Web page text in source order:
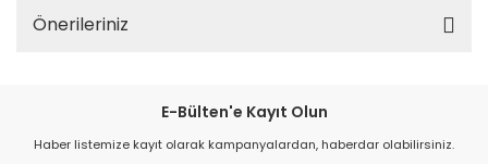
Önerileriniz
E-Bülten'e Kayıt Olun
Haber listemize kayıt olarak kampanyalardan, haberdar olabilirsiniz.